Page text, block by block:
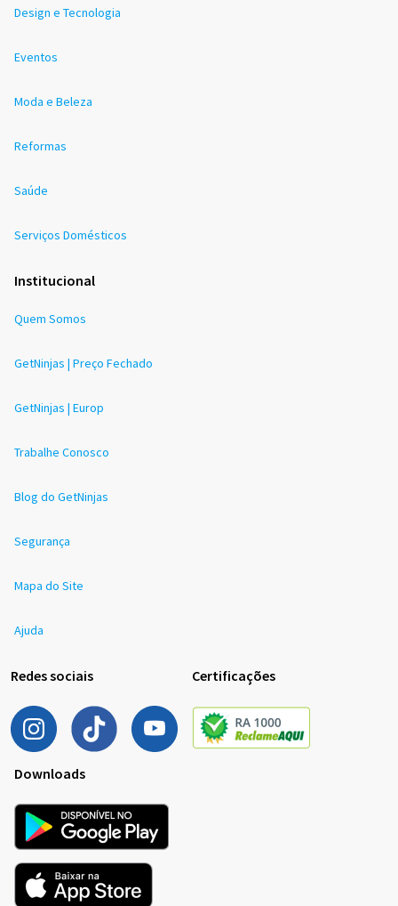
Design e Tecnologia
Eventos
Moda e Beleza
Reformas
Saúde
Serviços Domésticos
Institucional
Quem Somos
GetNinjas | Preço Fechado
GetNinjas | Europ
Trabalhe Conosco
Blog do GetNinjas
Segurança
Mapa do Site
Ajuda
Redes sociais Certificações
Downloads